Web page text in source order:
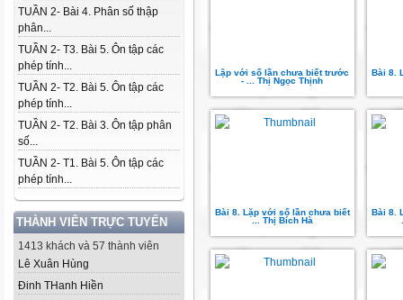
TUẦN 2- Bài 4. Phân số thập
phân...
TUẦN 2- T3. Bài 5. Ôn tập các
phép tính...
TUẦN 2- T2. Bài 5. Ôn tập các
phép tính...
TUẦN 2- T2. Bài 3. Ôn tập phân
số...
TUẦN 2- T1. Bài 5. Ôn tập các
phép tính...
THÀNH VIÊN TRỰC TUYẾN
1413 khách và 57 thành viên
Lê Xuân Hùng
Đinh THanh Hiền
Lập với số lần chưa biết trước
- ... Thị Ngọc Thịnh
Bài 8.
Bài 8. Lặp với số lần chưa biết
... Thị Bích Hà
Bài 8.